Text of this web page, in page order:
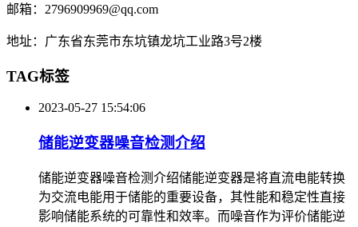
邮箱：2796909969@qq.com
地址：广东省东莞市东坑镇龙坑工业路3号2楼
TAG标签
2023-05-27 15:54:06
储能逆变器噪音检测介绍
储能逆变器噪音检测介绍储能逆变器是将直流电能转换
为交流电能用于储能的重要设备，其性能和稳定性直接
影响储能系统的可靠性和效率。而噪音作为评价储能逆